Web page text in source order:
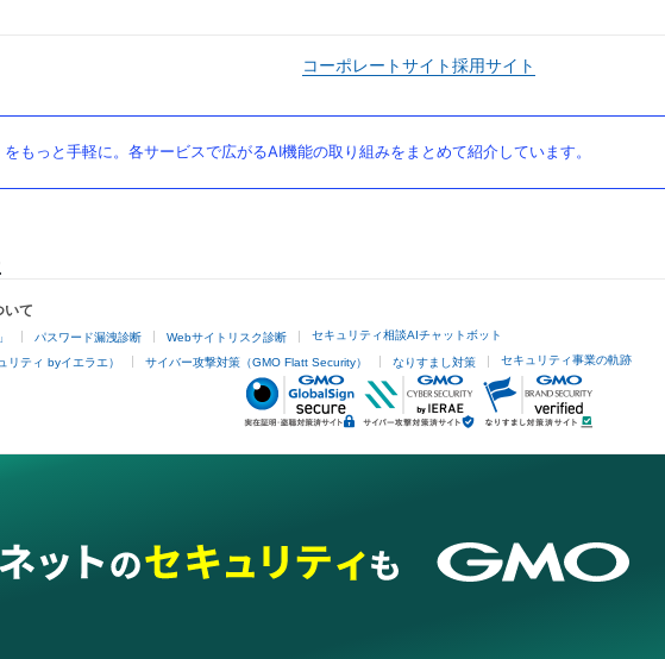
コーポレートサイト採用サイト
もっと手軽に。各サービスで広がるAI機能の取り組みをまとめて紹介しています。
いて
パスワード漏洩診断 Webサイトリスク診断 セキュリティ相談AIチャットボット
リティ byイエラエ） サイバー攻撃対策（GMO Flatt Security） なりすまし対策 セキュリティ事業の軌跡